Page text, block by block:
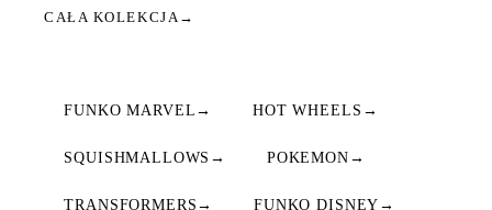
CAŁA KOLEKCJA →
FUNKO MARVEL → HOT WHEELS →
SQUISHMALLOWS → POKEMON →
TRANSFORMERS → FUNKO DISNEY →